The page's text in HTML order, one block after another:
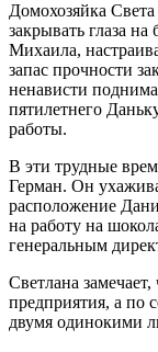
Домохозяйка
закрывать глаза
Михаила,
запас прочности
ненависти
пятилетнего
работы.
В эти трудные
Герман. Он
расположение
на работу на
генеральным
Светлана
предприятия, а по
двумя одинокими